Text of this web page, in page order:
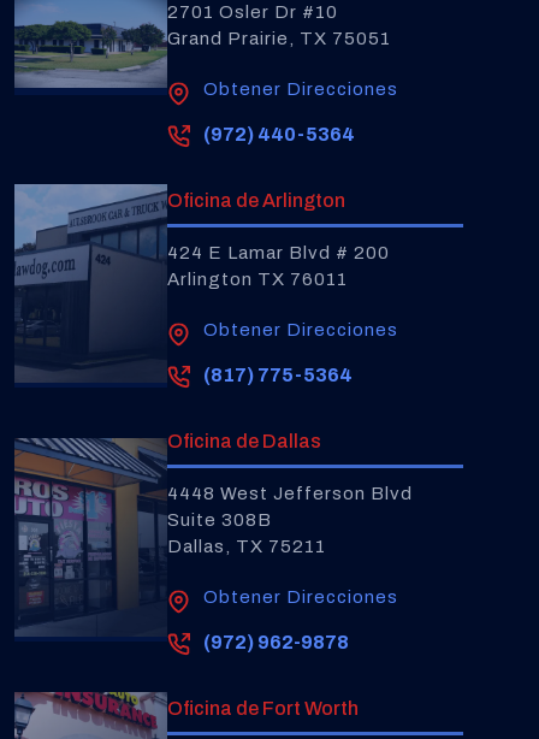
2701 Osler Dr #10
Grand Prairie, TX 75051
Obtener Direcciones
(972) 440-5364
Oficina de Arlington
424 E Lamar Blvd # 200
Arlington TX 76011
Obtener Direcciones
(817) 775-5364
Oficina de Dallas
4448 West Jefferson Blvd
Suite 308B
Dallas, TX 75211
Obtener Direcciones
(972) 962-9878
Oficina de Fort Worth